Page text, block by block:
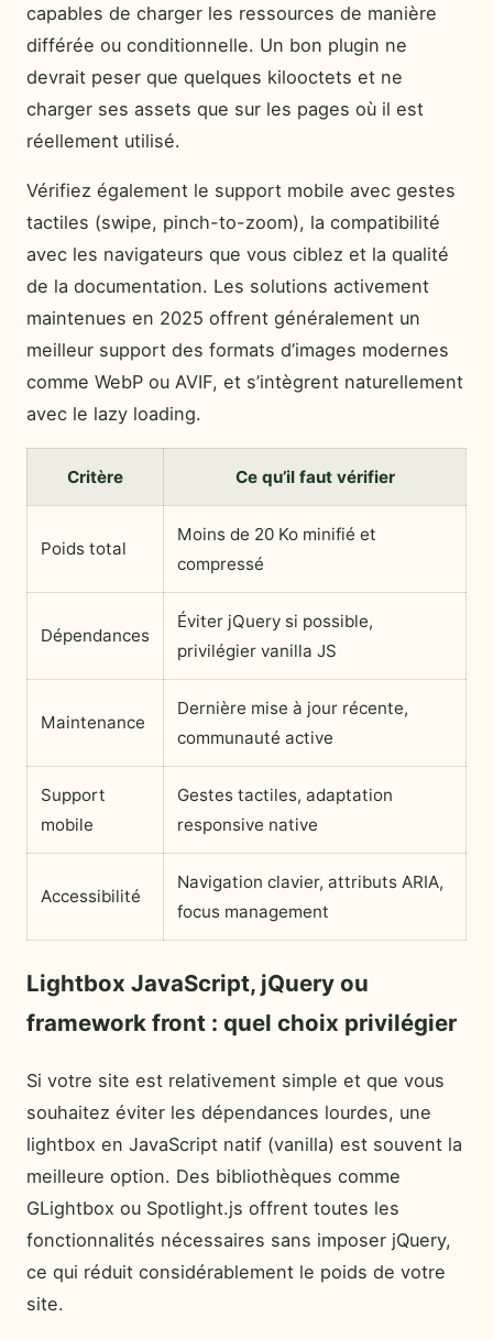
capables de charger les ressources de manière
différée ou conditionnelle. Un bon plugin ne
devrait peser que quelques kilooctets et ne
charger ses assets que sur les pages où il est
réellement utilisé.
Vérifiez également le support mobile avec gestes
tactiles (swipe, pinch-to-zoom), la compatibilité
avec les navigateurs que vous ciblez et la qualité
de la documentation. Les solutions activement
maintenues en 2025 offrent généralement un
meilleur support des formats d’images modernes
comme WebP ou AVIF, et s’intègrent naturellement
avec le lazy loading.
Critère Ce qu’il faut vérifier
Poids total
Moins de 20 Ko minifié et
compressé
Dépendances
Éviter jQuery si possible,
privilégier vanilla JS
Maintenance
Dernière mise à jour récente,
communauté active
Support
mobile
Gestes tactiles, adaptation
responsive native
Accessibilité
Navigation clavier, attributs ARIA,
focus management
Lightbox JavaScript, jQuery ou
framework front : quel choix privilégier
Si votre site est relativement simple et que vous
souhaitez éviter les dépendances lourdes, une
lightbox en JavaScript natif (vanilla) est souvent la
meilleure option. Des bibliothèques comme
GLightbox ou Spotlight.js offrent toutes les
fonctionnalités nécessaires sans imposer jQuery,
ce qui réduit considérablement le poids de votre
site.